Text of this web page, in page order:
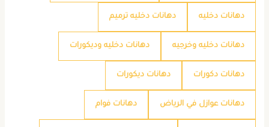
دهانات دخليه دهانات دخليه ترميم
دهانات دخليه وخرجيه دهانات دخليه وديكورات
دهانات دكورات دهانات ديكورات
دهانات عوازل في الرياض دهانات فوام